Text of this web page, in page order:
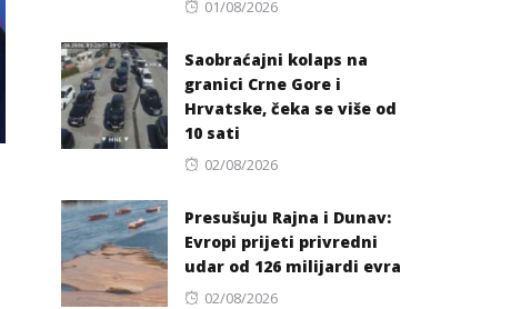
Posted
01/08/2026
Saobraćajni kolaps na
granici Crne Gore i
Hrvatske, čeka se više od
10 sati
Posted
02/08/2026
Presušuju Rajna i Dunav:
Evropi prijeti privredni
udar od 126 milijardi evra
Posted
02/08/2026